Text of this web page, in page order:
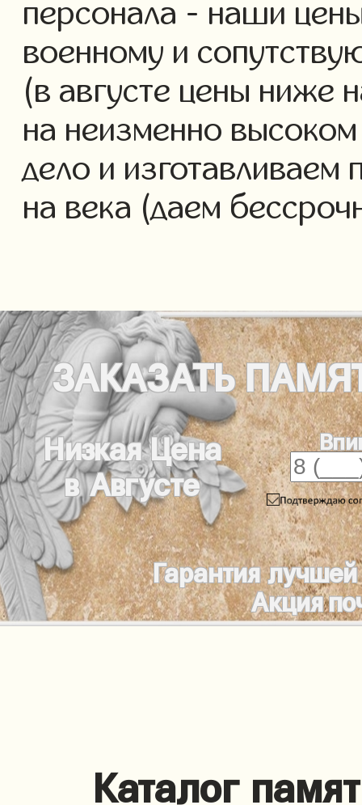
персонала - наши
военному и
(в августе цены ниже
на неизменно
дело и изготавливаем
на века (даем
ЗАКАЗАТЬ
Низкая Цена
в Августе
Гарантия
Акция
Каталог